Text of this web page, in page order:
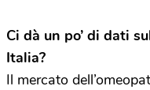
Ci dà un po’ di dati
Italia?
Il mercato